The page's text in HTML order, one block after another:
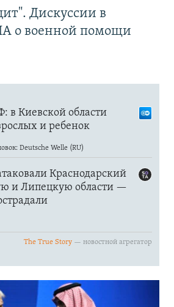
Дискуссии в
о военной помощи